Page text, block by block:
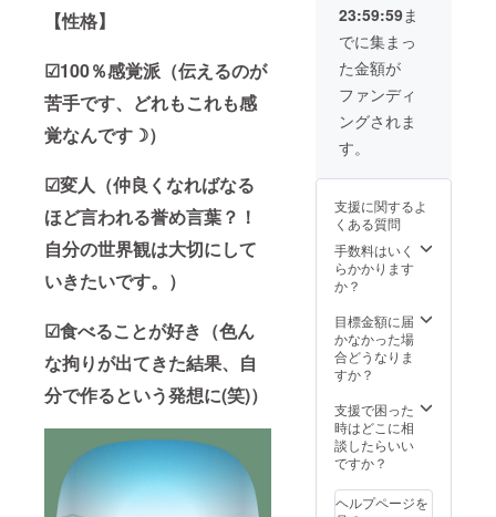
【性格】
☑100％感覚派（伝えるのが
苦手です、どれもこれも感
覚なんです☽）
☑変人（仲良くなればなる
ほど言われる誉め言葉？！
自分の世界観は大切にして
いきたいです。）
☑食べることが好き（色ん
な拘りが出てきた結果、自
分で作るという発想に(笑)）
了承くださ
い。」
23:59:59ま
でに集まっ
た金額が
ファンディ
ングされま
す。
支援に関するよ
くある質問
手数料はいく
らかかります
か？
目標金額に届
かなかった場
合どうなりま
すか？
支援で困った
時はどこに相
談したらいい
ですか？
ヘルプページを